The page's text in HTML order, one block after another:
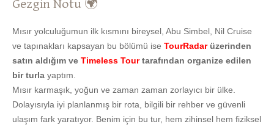
Gezgin Notu 🌍
Mısır yolculuğumun ilk kısmını bireysel, Abu Simbel, Nil Cruise
ve tapınakları kapsayan bu bölümü ise TourRadarüzerinden
satın aldığım ve Timeless Tour tarafından organize edilen
bir turla yaptım.
Mısır karmaşık, yoğun ve zaman zaman zorlayıcı bir ülke.
Dolayısıyla iyi planlanmış bir rota, bilgili bir rehber ve güvenli
ulaşım fark yaratıyor. Benim için bu tur, hem zihinsel hem fiziksel